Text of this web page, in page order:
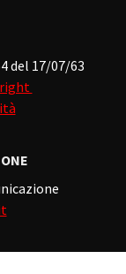
del 17/07/63